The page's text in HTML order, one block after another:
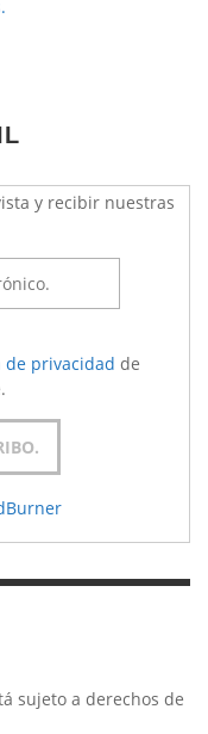
y recibir nuestras
de privacidad de
sujeto a derechos de